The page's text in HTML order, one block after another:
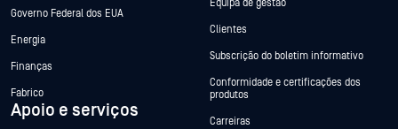
Governo Federal dos EUA
Energia
Finanças
Fabrico
Apoio e serviços
Equipa de gestão
Clientes
Subscrição do boletim informativo
Conformidade e certificações dos
produtos
Carreiras